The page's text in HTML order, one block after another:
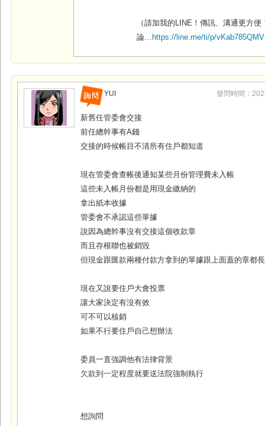
（請加我的LINE！傳訊、溝通更方
論… https://line.me/ti/p/vKab785QMV
YUI 發問時間：
新舊任管委會交接
前任總幹事有A錢
交接的時候帳目不清所有住戶都知道
現在管委會查帳後通知某些月份管理費未入帳
這些未入帳月份都是用現金繳納的
拿出紙本收據
管委會不承認這些單據
說因為總幹事沒有交接這個收款章
而且存根聯也被銷毀
但現金跟匯款兩種付款方拿到的單據跟上面蓋的章都
現在又說要住戶大會投票
讓大家決定有沒有效
可不可以核銷
如果不行要住戶自己想辦法
委員一直強調他有法律背景
欠款到一定程度就要送法院強制執行
想詢問